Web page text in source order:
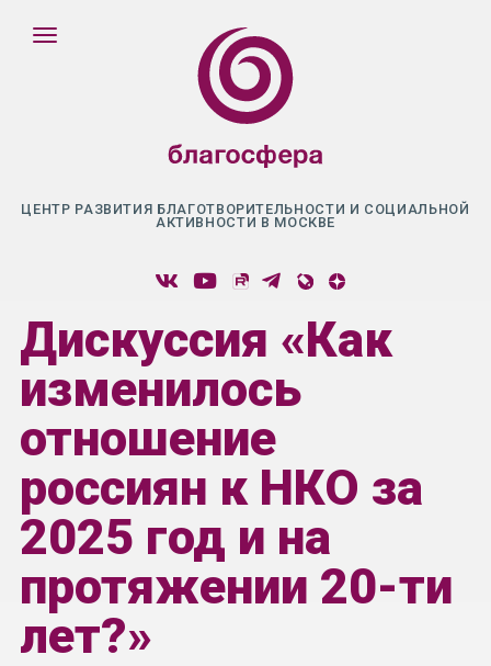
ЦЕНТР РАЗВИТИЯ БЛАГОТВОРИТЕЛЬНОСТИ И СОЦИАЛЬНОЙ
АКТИВНОСТИ В МОСКВЕ
Дискуссия «Как
изменилось
отношение
россиян к НКО за
2025 год и на
протяжении 20-ти
лет?»